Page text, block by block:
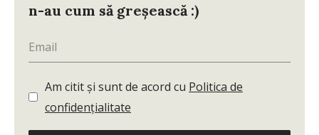
n-au cum să greșească :)
Am citit și sunt de acord cu Politica de
confidențialitate